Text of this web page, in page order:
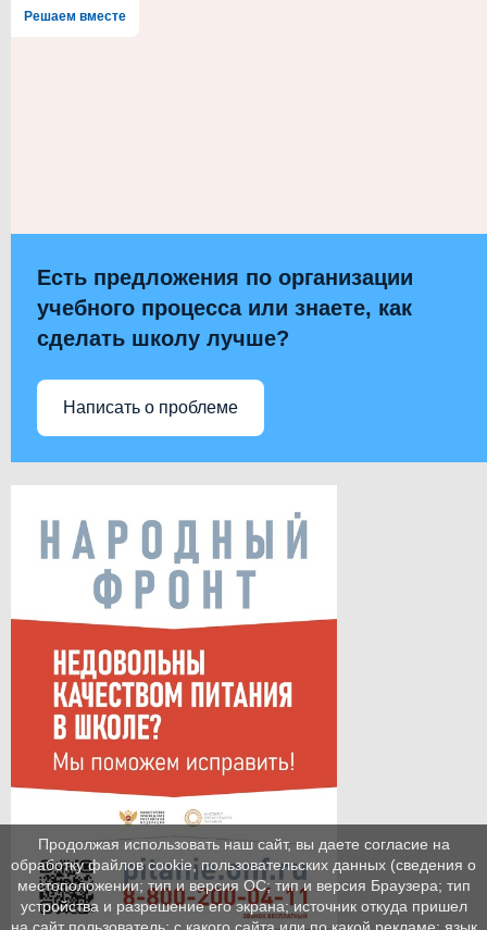
Решаем вместе
Есть предложения по организации
учебного процесса или знаете, как
сделать школу лучше?
Написать о проблеме
Продолжая использовать наш сайт, вы даете согласие на
обработку файлов cookie, пользовательских данных (сведения о
местоположении; тип и версия ОС; тип и версия Браузера; тип
устройства и разрешение его экрана; источник откуда пришел